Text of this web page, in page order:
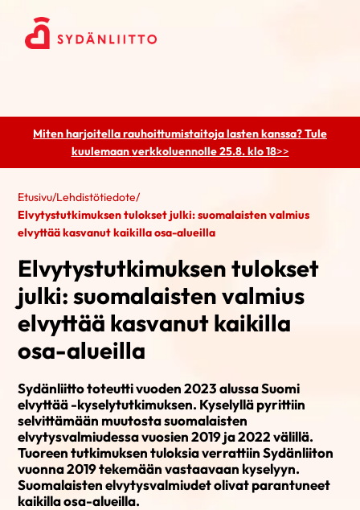
Miten harjoitella rauhoittumistaitoja lasten kanssa? Tule
kuulemaanverkkoluennolle 25.8. klo 18>>
Etusivu/Lehdistötiedote/
Elvytystutkimuksen tulokset julki: suomalaisten valmius
elvyttää kasvanut kaikilla osa-alueilla
Elvytystutkimuksen tulokset
julki: suomalaisten valmius
elvyttää kasvanut kaikilla
osa-alueilla
Sydänliitto toteutti vuoden 2023 alussa Suomi
elvyttää -kyselytutkimuksen. Kyselyllä pyrittiin
selvittämään muutosta suomalaisten
elvytysvalmiudessa vuosien 2019 ja 2022 välillä.
Tuoreen tutkimuksen tuloksia verrattiin Sydänliiton
vuonna 2019 tekemään vastaavaan kyselyyn.
Suomalaisten elvytysvalmiudet olivat parantuneet
kaikilla osa-alueilla.